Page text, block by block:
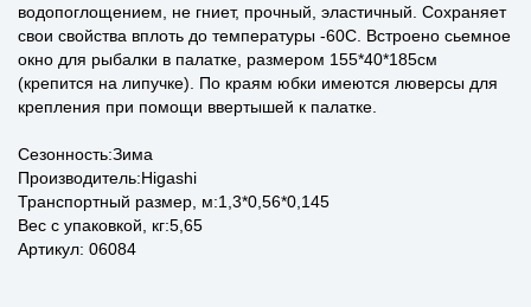
водопоглощением, не гниет, прочный, эластичный. Сохраняет
свои свойства вплоть до температуры -60C. Встроено сьемное
окно для рыбалки в палатке, размером 155*40*185см
(крепится на липучке). По краям юбки имеются люверсы для
крепления при помощи ввертышей к палатке.
Сезонность:Зима
Производитель:Higashi
Транспортный размер, м:1,3*0,56*0,145
Вес с упаковкой, кг:5,65
Артикул: 06084